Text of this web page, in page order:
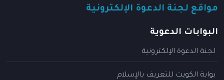
مواقع لجنة الدعوة الإلكترونية
البوابات الدعوية
لجنة الدعوة الإلكترونية
بوابة الكويت للتعريف بالإسلام